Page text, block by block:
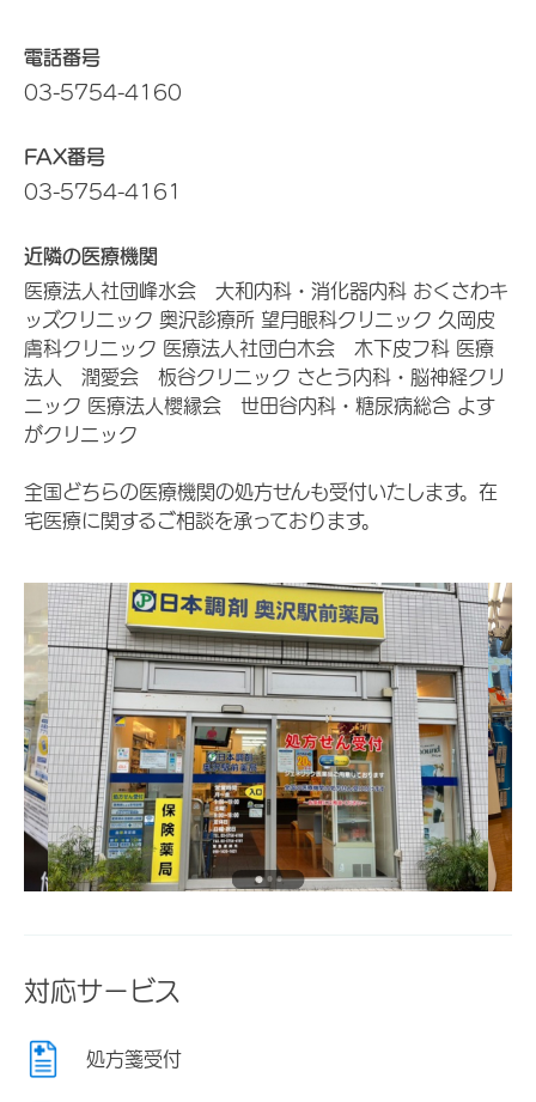
電話番号
03-5754-4160
FAX番号
03-5754-4161
近隣の医療機関
医療法人社団峰水会 大和内科・消化器内科 おくさわキ
ッズクリニック 奥沢診療所 望月眼科クリニック 久岡皮
膚科クリニック 医療法人社団白木会 木下皮フ科 医療
法人 潤愛会 板谷クリニック さとう内科・脳神経クリ
ニック 医療法人櫻縁会 世田谷内科・糖尿病総合 よす
がクリニック
全国どちらの医療機関の処方せんも受付いたします。在
宅医療に関するご相談を承っております。
対応サービス
処方箋受付